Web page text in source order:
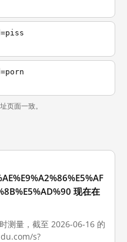
页面一致。
现在在
测量，截至 2026-06-16 的
s?